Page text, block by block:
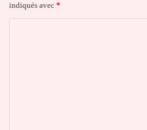
indiqués avec *